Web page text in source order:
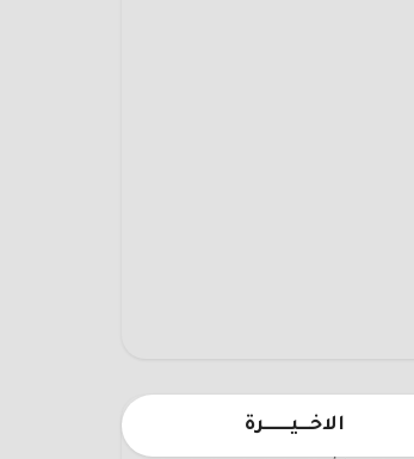
الاخـــيـــــــرة